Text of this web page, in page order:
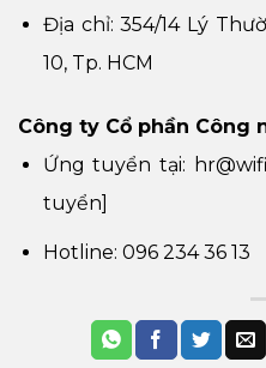
Địa chỉ: 354/14 Lý
10, Tp. HCM
Công ty Cổ phần Công
Ứng tuyển tại:
tuyển]
Hotline: 096 234 36 13